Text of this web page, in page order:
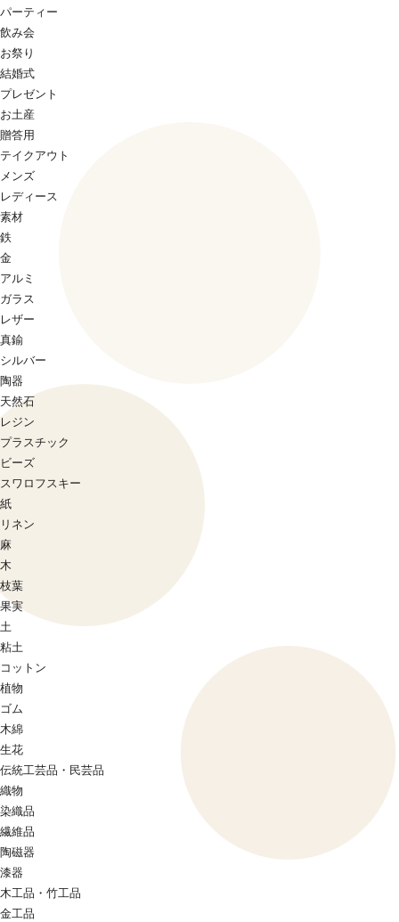
パーティー
飲み会
お祭り
結婚式
プレゼント
お土産
贈答用
テイクアウト
メンズ
レディース
素材
鉄
金
アルミ
ガラス
レザー
真鍮
シルバー
陶器
天然石
レジン
プラスチック
ビーズ
スワロフスキー
紙
リネン
麻
木
枝葉
果実
土
粘土
コットン
植物
ゴム
木綿
生花
伝統工芸品・民芸品
織物
染織品
繊維品
陶磁器
漆器
木工品・竹工品
金工品